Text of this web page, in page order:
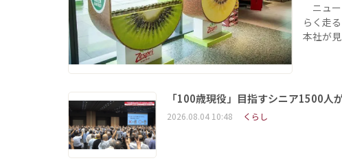
ニュー
らく走
本社が
「100歳現役」目指すシニア1500
2026.08.04 10:48 くらし